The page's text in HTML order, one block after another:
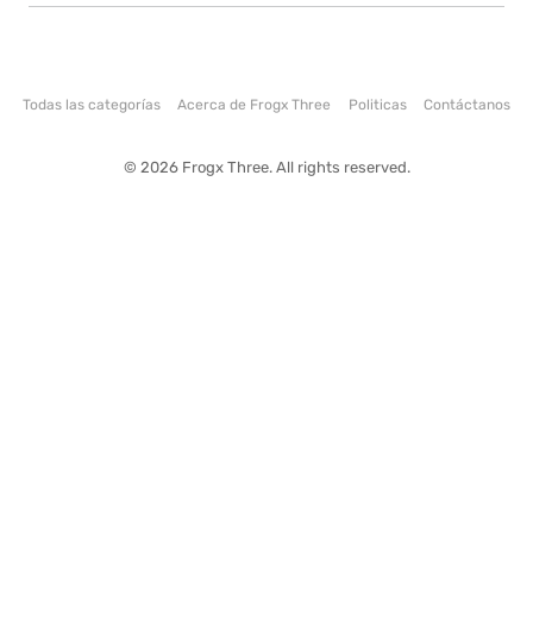
Todas las categorías Acerca de Frogx Three Politicas Contáctanos
© 2026 Frogx Three. All rights reserved.